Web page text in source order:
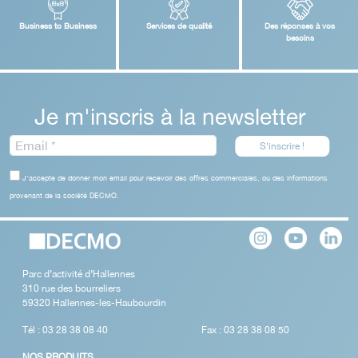
Business to Business Services de qualité
Des réponses à vos
besoins
Je m'inscris à la newsletter
J'accepte de donner mon email pour recevoir des offres commerciales, ou des informations
provenant de la société DECMO.
Parc d’activité d’Hallennes
310 rue des bourreliers
59320 Hallennes-les-Haubourdin
Tél : 03 28 38 08 40 Fax : 03 28 38 08 50